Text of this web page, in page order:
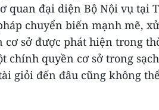
quan đại diện Bộ Nội vụ tại
chuyển biến mạnh mẽ,
cơ sở được phát hiện trong
chính quyền cơ sở trong
giỏi đến đâu cũng không